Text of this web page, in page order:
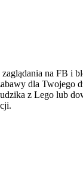
na FB i
dla Twojego
z Lego lub